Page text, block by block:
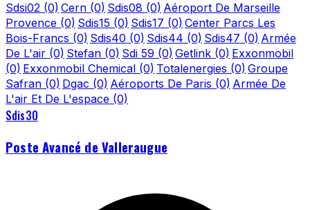
Sdsi02 (0) Cern (0) Sdis08 (0) Aéroport De Marseille
Provence (0) Sdis15 (0) Sdis17 (0) Center Parcs Les
Bois-Francs (0) Sdis40 (0) Sdis44 (0) Sdis47 (0) Armée
De L'air (0) Stefan (0) Sdi 59 (0) Getlink (0) Exxonmobil
(0) Exxonmobil Chemical (0) Totalenergies (0) Groupe
Safran (0) Dgac (0) Aéroports De Paris (0) Armée De
L'air Et De L'espace (0)
Sdis30
Poste Avancé de Valleraugue